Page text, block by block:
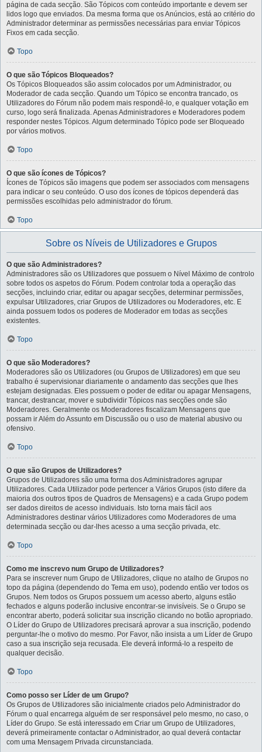
página de cada secção. São Tópicos com conteúdo importante e devem ser
lidos logo que enviados. Da mesma forma que os Anúncios, está ao critério do
Administrador determinar as permissões necessárias para enviar Tópicos
Fixos em cada secção.
Topo
O que são Tópicos Bloqueados?
Os Tópicos Bloqueados são assim colocados por um Administrador, ou
Moderador de cada secção. Quando um Tópico se encontra trancado, os
Utilizadores do Fórum não podem mais respondê-lo, e qualquer votação em
curso, logo será finalizada. Apenas Administradores e Moderadores podem
responder nestes Tópicos. Algum determinado Tópico pode ser Bloqueado
por vários motivos.
Topo
O que são ícones de Tópicos?
Ícones de Tópicos são imagens que podem ser associados com mensagens
para indicar o seu conteúdo. O uso dos ícones de tópicos dependerá das
permissões escolhidas pelo administrador do fórum.
Topo
Sobre os Níveis de Utilizadores e Grupos
O que são Administradores?
Administradores são os Utilizadores que possuem o Nível Máximo de controlo
sobre todos os aspetos do Fórum. Podem controlar toda a operação das
secções, incluindo criar, editar ou apagar secções, determinar permissões,
expulsar Utilizadores, criar Grupos de Utilizadores ou Moderadores, etc. E
ainda possuem todos os poderes de Moderador em todas as secções
existentes.
Topo
O que são Moderadores?
Moderadores são os Utilizadores (ou Grupos de Utilizadores) em que seu
trabalho é supervisionar diariamente o andamento das secções que lhes
estejam designadas. Eles possuem o poder de editar ou apagar Mensagens,
trancar, destrancar, mover e subdividir Tópicos nas secções onde são
Moderadores. Geralmente os Moderadores fiscalizam Mensagens que
possam ir Além do Assunto em Discussão ou o uso de material abusivo ou
ofensivo.
Topo
O que são Grupos de Utilizadores?
Grupos de Utilizadores são uma forma dos Administradores agrupar
Utilizadores. Cada Utilizador pode pertencer a Vários Grupos (isto difere da
maioria dos outros tipos de Quadros de Mensagens) e a cada Grupo podem
ser dados direitos de acesso individuais. Isto torna mais fácil aos
Administradores destinar vários Utilizadores como Moderadores de uma
determinada secção ou dar-lhes acesso a uma secção privada, etc.
Topo
Como me inscrevo num Grupo de Utilizadores?
Para se inscrever num Grupo de Utilizadores, clique no atalho de Grupos no
topo da página (dependendo do Tema em uso), podendo então ver todos os
Grupos. Nem todos os Grupos possuem um acesso aberto, alguns estão
fechados e alguns poderão inclusive encontrar-se invisíveis. Se o Grupo se
encontrar aberto, poderá solicitar sua inscrição clicando no botão apropriado.
O Líder do Grupo de Utilizadores precisará aprovar a sua inscrição, podendo
perguntar-lhe o motivo do mesmo. Por Favor, não insista a um Líder de Grupo
caso a sua inscrição seja recusada. Ele deverá informá-lo a respeito de
qualquer decisão.
Topo
Como posso ser Líder de um Grupo?
Os Grupos de Utilizadores são inicialmente criados pelo Administrador do
Fórum o qual encarrega alguém de ser responsável pelo mesmo, no caso, o
Líder do Grupo. Se está interessado em Criar um Grupo de Utilizadores,
deverá primeiramente contactar o Administrador, ao qual deverá contactar
com uma Mensagem Privada circunstanciada.